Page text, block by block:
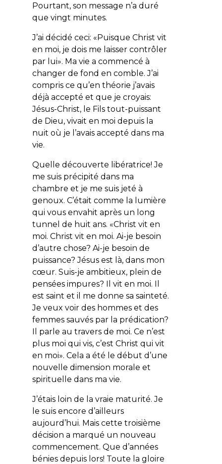
Pourtant, son message n’a duré
que vingt minutes.
J’ai décidé ceci: «Puisque Christ vit
en moi, je dois me laisser contrôler
par lui». Ma vie a commencé à
changer de fond en comble. J’ai
compris ce qu’en théorie j’avais
déjà accepté et que je croyais:
Jésus-Christ, le Fils tout-puissant
de Dieu, vivait en moi depuis la
nuit où je l’avais accepté dans ma
vie.
Quelle découverte libératrice! Je
me suis précipité dans ma
chambre et je me suis jeté à
genoux. C’était comme la lumière
qui vous envahit après un long
tunnel de huit ans. «Christ vit en
moi. Christ vit en moi. Ai-je besoin
d’autre chose? Ai-je besoin de
puissance? Jésus est là, dans mon
cœur. Suis-je ambitieux, plein de
pensées impures? Il vit en moi. Il
est saint et il me donne sa sainteté.
Je veux voir des hommes et des
femmes sauvés par la prédication?
Il parle au travers de moi. Ce n’est
plus moi qui vis, c’est Christ qui vit
en moi». Cela a été le début d’une
nouvelle dimension morale et
spirituelle dans ma vie.
J’étais loin de la vraie maturité. Je
le suis encore d’ailleurs
aujourd’hui. Mais cette troisième
décision a marqué un nouveau
commencement. Que d’années
bénies depuis lors! Toute la gloire